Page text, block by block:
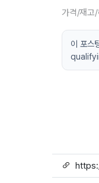
가격/재고
이 포스
링크